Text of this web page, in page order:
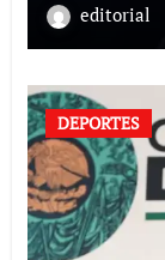
editorial
DEPORTES